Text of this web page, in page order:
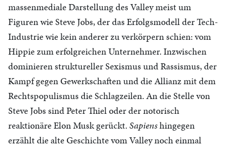
massenmediale Darstellung des Valley meist um
Figuren wie Steve Jobs, der das Erfolgsmodell der Tech-
Industrie wie kein anderer zu verkörpern schien: vom
Hippie zum erfolgreichen Unternehmer. Inzwischen
dominieren struktureller Sexismus und Rassismus, der
Kampf gegen Gewerkschaften und die Allianz mit dem
Rechtspopulismus die Schlagzeilen. An die Stelle von
Steve Jobs sind Peter Thiel oder der notorisch
reaktionäre Elon Musk gerückt. Sapienshingegen
erzählt die alte Geschichte vom Valley noch einmal